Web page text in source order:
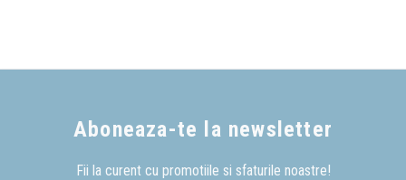
Aboneaza-te la newsletter
Fii la curent cu promotiile si sfaturile noastre!